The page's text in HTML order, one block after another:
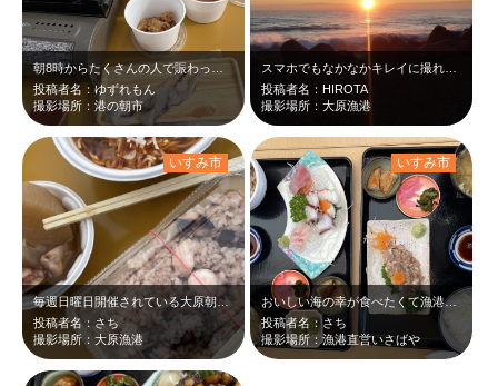
投稿者名：ゆずれもん
撮影場所：港の朝市
スマホでもなかなかキレイに撮れました✨
投稿者名：HIROTA
撮影場所：大原漁港
毎週日曜日開催されている大原朝市に行ってみました。大原で獲れるタコは伊勢海老を…
投稿者名：さち
撮影場所：大原漁港
いすみ市
おいしい海の幸が食べたくて漁港近くのいさばやさんでいただく事に。 旦那は…
投稿者名：さち
撮影場所：漁港直営いさばや
いすみ市